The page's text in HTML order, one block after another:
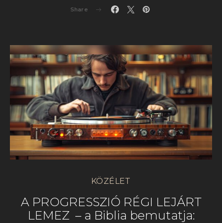
Share
KÖZÉLET
A PROGRESSZIÓ RÉGI LEJÁRT
LEMEZ – a Biblia bemutatja: